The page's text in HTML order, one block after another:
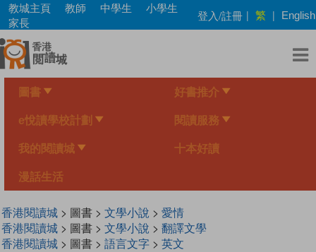
Skip
main
content
教城主頁 教師 中學生
小學生
家長
登入/註冊 | 繁 | English
圖書 好書推介
e悅讀學校計劃 閱讀服務
我的閱讀城 十本好讀
漫話生活
香港閱讀城> 圖書 > 文學小說 > 愛情
香港閱讀城> 圖書 > 文學小說 > 翻譯文學
香港閱讀城> 圖書 > 語言文字> 英文